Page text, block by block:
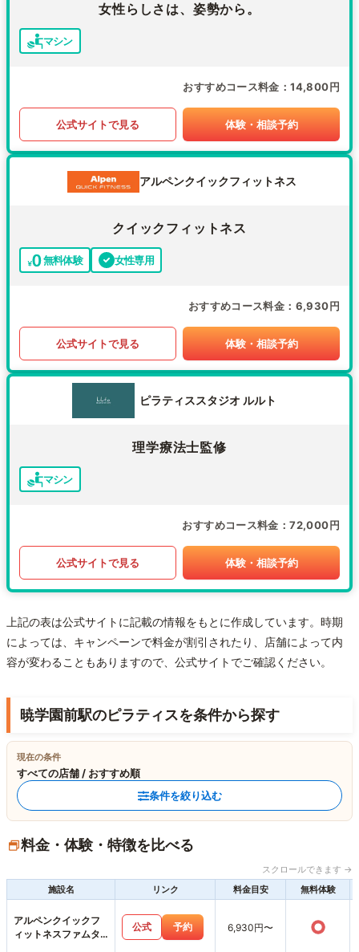
女性らしさは、姿勢から。
マシン
おすすめコース料金 14,800円
公式サイトで見る 体験・相談予約
アルペンクイックフィットネス
クイックフィットネス
無料体験 女性専用
おすすめコース料金 6,930円
公式サイトで見る 体験・相談予約
ピラティススタジオ ルルト
理学療法士監修
マシン
おすすめコース料金 72,000円
公式サイトで見る 体験・相談予約
上記の表は公式サイトに記載の情報をもとに作成しています。時期
によっては、キャンペーンで料金が割引されたり、店舗によって内
容が変わることもありますので、公式サイトでご確認ください。
暁学園前駅のピラティスを条件から探す
現在の条件
すべての店舗 / おすすめ順
条件を絞り込む
料金・体験・特徴を比べる
スクロールできます →
施設名
リンク 料金目安 無料体験
アルペンクイックフ
ィットネスファムタ
公式 予約 6,930円〜 ○